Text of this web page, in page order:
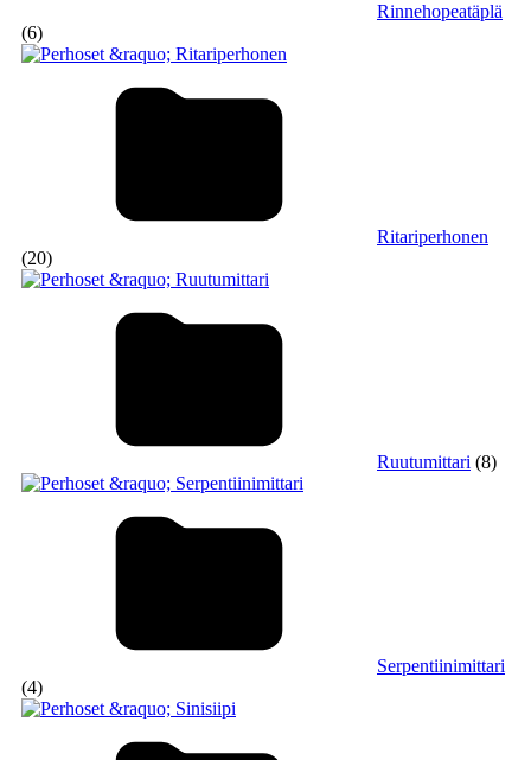
Rinnehopeatäplä
(6)
Ritariperhonen
(20)
Ruutumittari (8)
Serpentiinimittari
(4)